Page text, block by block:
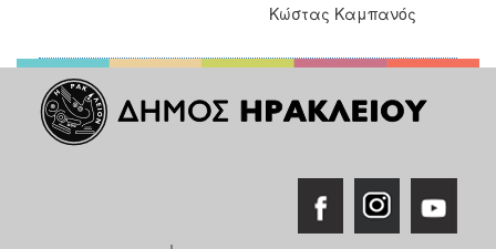
ΕΠΙΣΚΕΠΤΗΣ
ΗΡΑΚΛΕΙΟ
Κώστας Καμπανός